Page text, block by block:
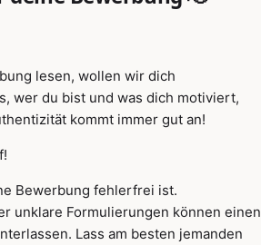
lesen, wollen wir dich
wer du bist und was dich motiviert,
kommt immer gut an!
Bewerbung fehlerfrei ist.
unklare Formulierungen können einen
Lass am besten jemanden